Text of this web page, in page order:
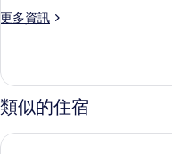
套
的
所
有
相
更多資訊
更
開
放
式
房
類似的住宿
橄欖枝家鄉飯店